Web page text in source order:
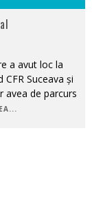
a avut loc la
Suceava și
avea de parcurs